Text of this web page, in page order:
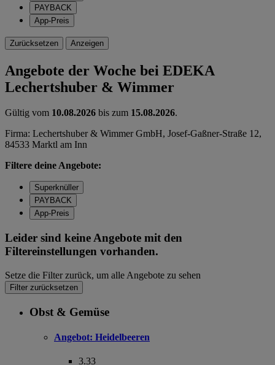
PAYBACK
App-Preis
Zurücksetzen Anzeigen
Angebote der Woche bei EDEKA
Lechertshuber & Wimmer
Gültig vom 10.08.2026 bis zum 15.08.2026.
Firma: Lechertshuber & Wimmer GmbH, Josef-Gaßner-Straße 12,
84533 Marktl am Inn
Filtere deine Angebote:
Superknüller
PAYBACK
App-Preis
Leider sind keine Angebote mit den
Filtereinstellungen vorhanden.
Setze die Filter zurück, um alle Angebote zu sehen
Filter zurücksetzen
Obst & Gemüse
Angebot: Heidelbeeren
3.33